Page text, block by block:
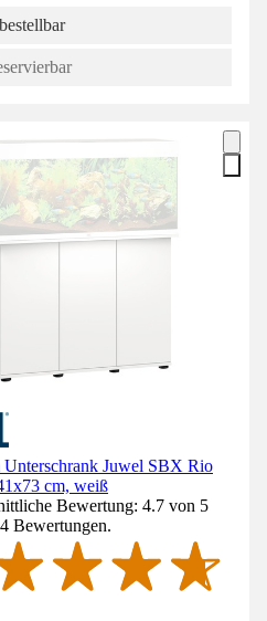
Juwel SBX Rio
cm, weiß
Bewertung: 4.7 von 5
Bewertungen.